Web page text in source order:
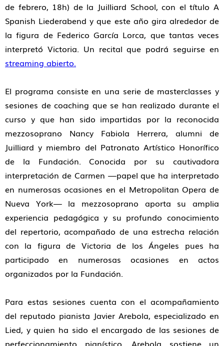
de febrero, 18h) de la Juilliard School, con el título A
Spanish Liederabend y que este año gira alrededor de
la figura de Federico García Lorca, que tantas veces
interpretó Victoria. Un recital que podrá seguirse en
streaming abierto.
El programa consiste en una serie de masterclasses y
sesiones de coaching que se han realizado durante el
curso y que han sido impartidas por la reconocida
mezzosoprano Nancy Fabiola Herrera, alumni de
Juilliard y miembro del Patronato Artístico Honorífico
de la Fundación. Conocida por su cautivadora
interpretación de Carmen —papel que ha interpretado
en numerosas ocasiones en el Metropolitan Opera de
Nueva York— la mezzosoprano aporta su amplia
experiencia pedagógica y su profundo conocimiento
del repertorio, acompañado de una estrecha relación
con la figura de Victoria de los Ángeles pues ha
participado en numerosas ocasiones en actos
organizados por la Fundación.
Para estas sesiones cuenta con el acompañamiento
del reputado pianista Javier Arebola, especializado en
Lied, y quien ha sido el encargado de las sesiones de
perfeccionamiento pianístico. Arebola sostiene un